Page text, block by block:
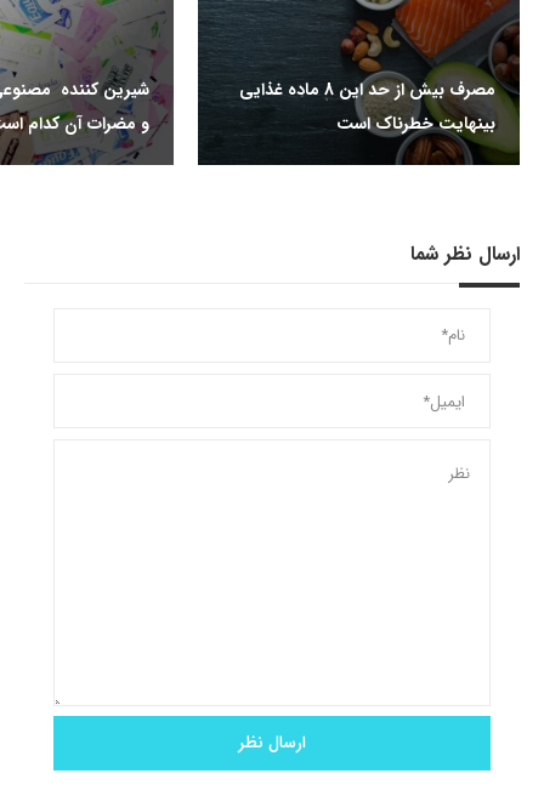
مصرف بیش از حد این 8 ماده غذایی
بینهایت خطرناک است
شیرین کننده
و مضرات آن کدام
ارسال نظر شما